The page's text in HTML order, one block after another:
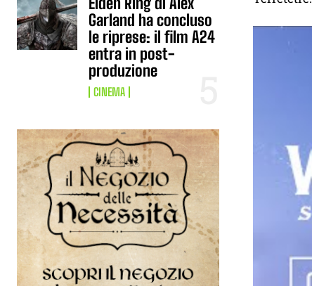
Garland ha concluso
le riprese: il film A24
entra in post-
produzione
CINEMA